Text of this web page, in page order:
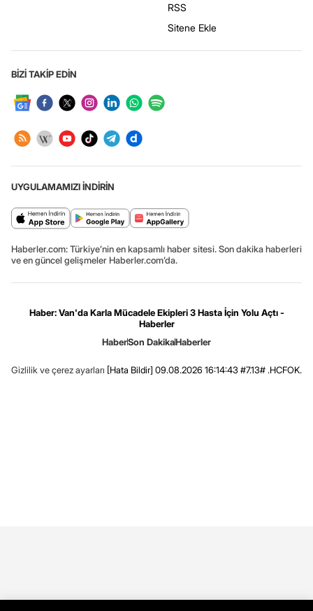
RSS
Sitene Ekle
BİZİ TAKİP EDİN
UYGULAMAMIZI İNDİRİN
Haberler.com: Türkiye’nin en kapsamlı haber sitesi. Son dakika haberleri
ve en güncel gelişmeler Haberler.com’da.
Haber: Van'da Karla Mücadele Ekipleri 3 Hasta İçin Yolu Açtı -
Haberler
HaberSon DakikaHaberler
Gizlilik ve çerez ayarları [Hata Bildir] 09.08.2026 16:14:43 #7.13# .HCFOK.